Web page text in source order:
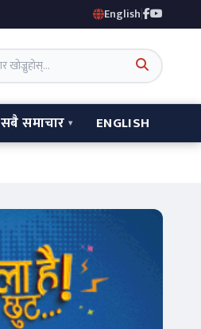
English|
सबै समाचार ENGLISH